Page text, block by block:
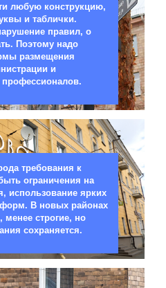
любую конструкцию,
и таблички.
правил, о
Поэтому надо
размещения
и
требования к
ограничения на
использование ярких
форм. В новых районах
менее строгие, но
сохраняется.